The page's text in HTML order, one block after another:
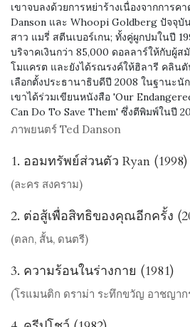
เขาจบลงด้วยการหย่าร้างเนื่องจากการค
Danson และ Whoopi Goldberg ปัจจุบั
สาว แมรี่ สตีนเบอร์เกน; ทั้งคู่ผูกปมในปี
บริจาคเงินกว่า 85,000 ดอลลาร์ให้กับผู้ส
โมแครต และยังได้รณรงค์ให้ฮิลารี คลินตั
เลือกตั้งประธานาธิบดีปี 2008 ในฐานะนั
เขาได้ร่วมเขียนหนังสือ 'Our
Can Do To Save Them' ซึ่งตีพิมพ์ในปี
ภาพยนตร์ Ted Danson
1. ออมทรัพย์ส่วนตัว Ryan (1998)
(ละคร สงคราม)
2. ต่อสู้เพื่อสิทธิของคุณอีกครั้ง
(ตลก, สั้น, ดนตรี)
3. ความร้อนในร่างกาย (1981)
(โรแมนติก ดราม่า ระทึกขวัญ อาชญาก